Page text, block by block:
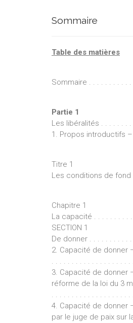
Sommaire
Table des matières
Sommaire . . . . . . . . . .
Partie 1
Les libéralités . . . . . . .
1. Propos introductifs –
Titre 1
Les conditions de fond
Chapitre 1
La capacité . . . . . . . . .
SECTION 1
De donner . . . . . . . . . .
2. Capacité de donner
. . . . . . . . . . . . . . . . . . . .
3. Capacité de donner
réforme de la loi du 3
. . . . . . . . . . . . . . . . . . .
4. Capacité de donner
par le juge de paix sur